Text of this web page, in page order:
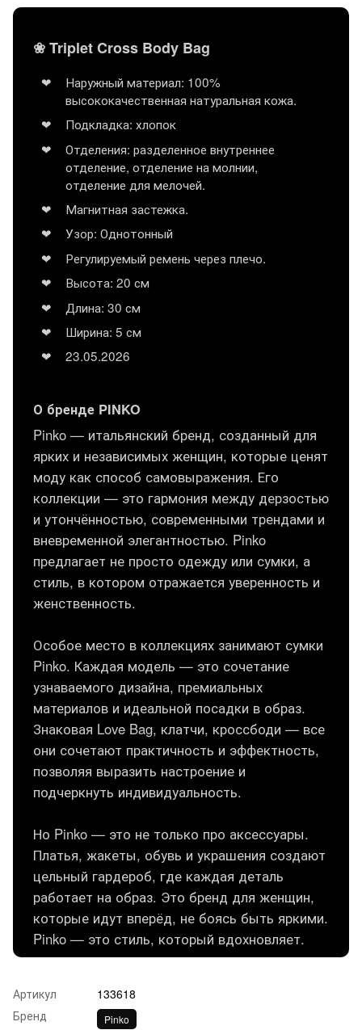
❀ Triplet Cross Body Bag
Наружный материал: 100%
высококачественная натуральная кожа.
Подкладка: хлопок
Отделения: разделенное внутреннее
отделение, отделение на молнии,
отделение для мелочей.
Магнитная застежка.
Узор: Однотонный
Регулируемый ремень через плечо.
Высота: 20 см
Длина: 30 см
Ширина: 5 см
23.05.2026
О бренде PINKO
Pinko — итальянский бренд, созданный для
ярких и независимых женщин, которые ценят
моду как способ самовыражения. Его
коллекции — это гармония между дерзостью
и утончённостью, современными трендами и
вневременной элегантностью. Pinko
предлагает не просто одежду или сумки, а
стиль, в котором отражается уверенность и
женственность.
Особое место в коллекциях занимают сумки
Pinko. Каждая модель — это сочетание
узнаваемого дизайна, премиальных
материалов и идеальной посадки в образ.
Знаковая Love Bag, клатчи, кроссбоди — все
они сочетают практичность и эффектность,
позволяя выразить настроение и
подчеркнуть индивидуальность.
Но Pinko — это не только про аксессуары.
Платья, жакеты, обувь и украшения создают
цельный гардероб, где каждая деталь
работает на образ. Это бренд для женщин,
которые идут вперёд, не боясь быть яркими.
Pinko — это стиль, который вдохновляет.
Артикул
133618
Бренд
Pinko